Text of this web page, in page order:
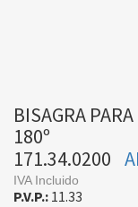
BISAGRA
180º
171.34.0200
IVA Incluido
P.V.P.: 11.33